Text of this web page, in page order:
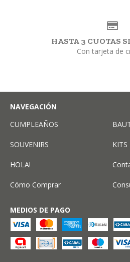
HASTA 3 CUOTAS
Con tarjeta de
NAVEGACIÓN
CUMPLEAÑOS
SOUVENIRS KITS
HOLA!
Cómo Comprar
MEDIOS DE PAGO